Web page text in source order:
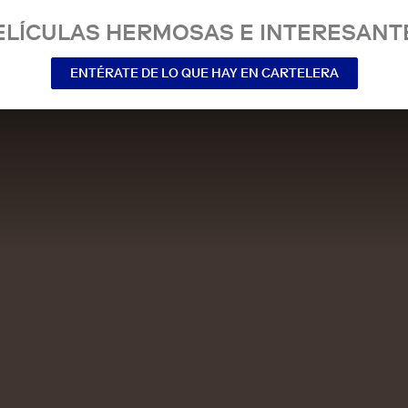
HERMOSAS E
ENTÉRATE DE LO QUE HAY EN CARTELERA